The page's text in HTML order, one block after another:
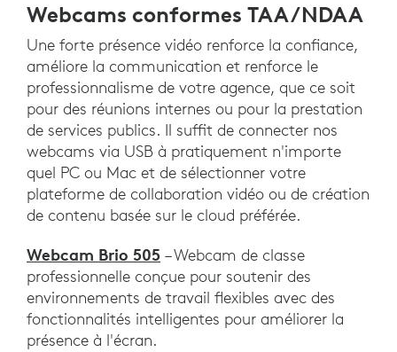
Webcams conformes TAA/NDAA
Une forte présence vidéo renforce la confiance,
améliore la communication et renforce le
professionnalisme de votre agence, que ce soit
pour des réunions internes ou pour la prestation
de services publics. Il suffit de connecter nos
webcams via USB à pratiquement n'importe
quel PC ou Mac et de sélectionner votre
plateforme de collaboration vidéo ou de création
de contenu basée sur le cloud préférée.
Webcam Brio 505 – Webcam de classe
professionnelle conçue pour soutenir des
environnements de travail flexibles avec des
fonctionnalités intelligentes pour améliorer la
présence à l'écran.